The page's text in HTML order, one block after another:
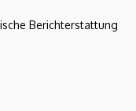
Berichterstattung